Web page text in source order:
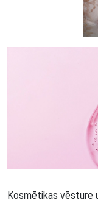
Kosmētikas vēsture